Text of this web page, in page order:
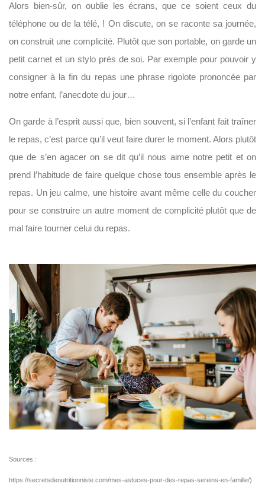
Alors bien-sûr, on oublie les écrans, que ce soient ceux du
téléphone ou de la télé, ! On discute, on se raconte sa journée,
on construit une complicité. Plutôt que son portable, on garde un
petit carnet et un stylo près de soi. Par exemple pour pouvoir y
consigner à la fin du repas une phrase rigolote prononcée par
notre enfant, l’anecdote du jour…
On garde à l’esprit aussi que, bien souvent, si l’enfant fait traîner
le repas, c’est parce qu’il veut faire durer le moment. Alors plutôt
que de s’en agacer on se dit qu’il nous aime notre petit et on
prend l’habitude de faire quelque chose tous ensemble après le
repas. Un jeu calme, une histoire avant même celle du coucher
pour se construire un autre moment de complicité plutôt que de
mal faire tourner celui du repas.
Sources :
https://secretsdenutritionniste.com/mes-astuces-pour-des-repas-sereins-en-famille/)